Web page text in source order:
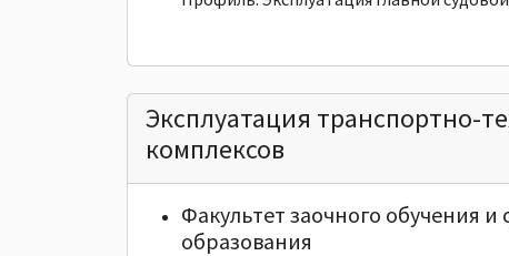
Эксплуатация транспортно-
комплексов
Факультет заочного обучения
образования